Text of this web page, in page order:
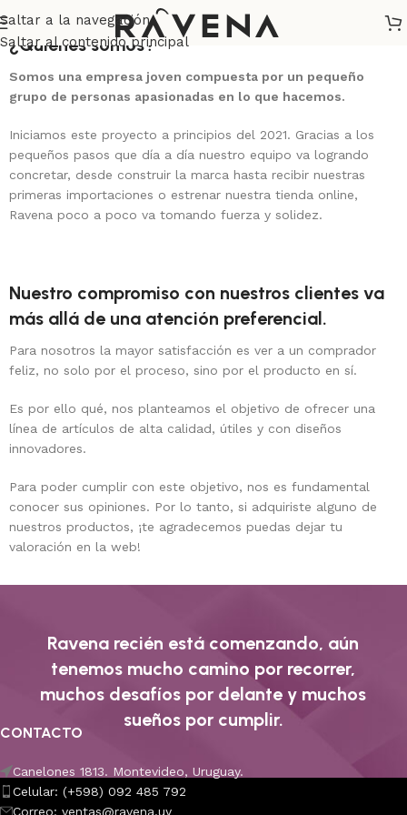
Saltar a la navegación
Saltar al contenido principal
¿Quiénes somos?
Somos una empresa joven compuesta por un pequeño
grupo de personas apasionadas en lo que hacemos.
Iniciamos este proyecto a principios del 2021. Gracias a los
pequeños pasos que día a día nuestro equipo va logrando
concretar, desde construir la marca hasta recibir nuestras
primeras importaciones o estrenar nuestra tienda online,
Ravena poco a poco va tomando fuerza y solidez.
Nuestro compromiso con nuestros clientes va
más allá de una atención preferencial.
Para nosotros la mayor satisfacción es ver a un comprador
feliz, no solo por el proceso, sino por el producto en sí.
Es por ello qué, nos planteamos el objetivo de ofrecer una
línea de artículos de alta calidad, útiles y con diseños
innovadores.
Para poder cumplir con este objetivo, nos es fundamental
conocer sus opiniones. Por lo tanto, si adquiriste alguno de
nuestros productos, ¡te agradecemos puedas dejar tu
valoración en la web!
Ravena recién está comenzando, aún
tenemos mucho camino por recorrer,
muchos desafíos por delante y muchos
sueños por cumplir.
CONTACTO
Canelones 1813. Montevideo, Uruguay.
Celular: (+598) 092 485 792
Correo: ventas@ravena.uy